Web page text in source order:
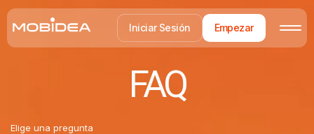
Iniciar Sesión Empezar
FAQ
Elige una pregunta